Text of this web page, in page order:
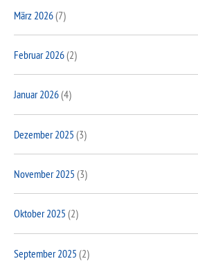
März 2026(7)
Februar 2026(2)
Januar 2026(4)
Dezember 2025 (3)
November 2025 (3)
Oktober 2025 (2)
September 2025 (2)